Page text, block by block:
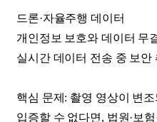
드론·자율주행 데이터
개인정보 보호와 데이터 무
실시간 데이터 전송 중 보안
핵심 문제: 촬영 영상이 변
입증할 수 없다면, 법원·보험